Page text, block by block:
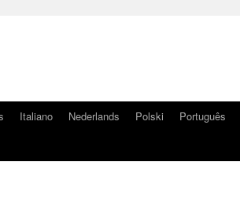
Italiano Nederlands Polski Português